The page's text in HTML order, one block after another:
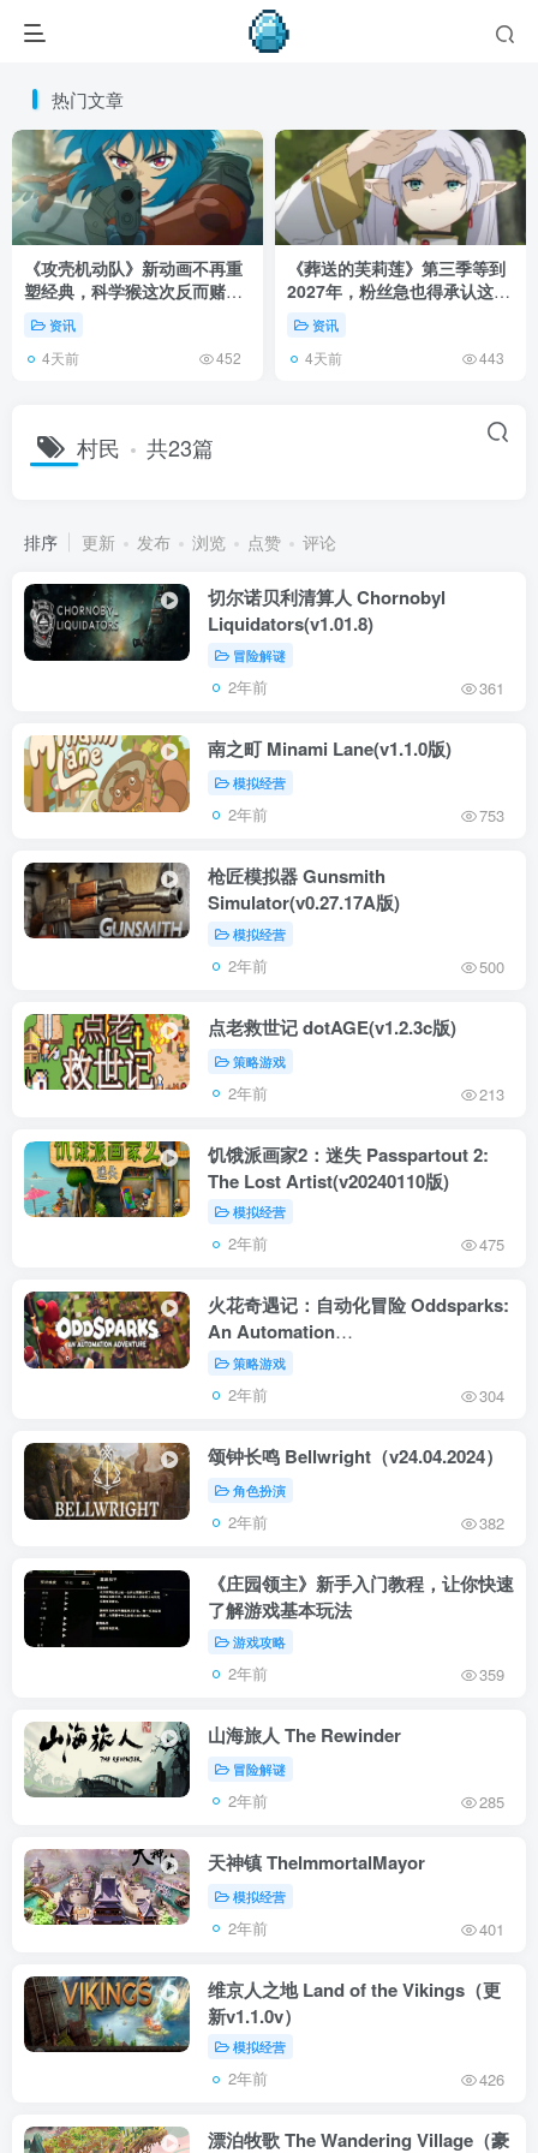
热门文章
《攻壳机动队》新动画不再重
塑经典，科学猴这次反而赌对
了！资讯
4天前 452
《葬送的芙莉莲》第三季等到
2027年，粉丝急也得承认这次
慢得有道理！
资讯
4天前 443
村民 共23篇
排序 更新 发布 浏览 点赞 评论
切尔诺贝利清算人 Chornobyl
Liquidators(v1.01.8)
冒险解谜
2年前 361
南之町 Minami Lane(v1.1.0版)
模拟经营
2年前 753
枪匠模拟器 Gunsmith
Simulator(v0.27.17A版)
模拟经营
2年前 500
点老救世记 dotAGE(v1.2.3c版)
策略游戏
2年前 213
饥饿派画家2：迷失 Passpartout 2:
The Lost Artist(v20240110版)
模拟经营
2年前 475
火花奇遇记：自动化冒险 Oddsparks:
An Automation
Adventure（V0.1.S18053）
策略游戏
2年前 304
颂钟长鸣 Bellwright（v24.04.2024）
角色扮演
2年前 382
《庄园领主》新手入门教程，让你快速
了解游戏基本玩法
游戏攻略
2年前 359
山海旅人 The Rewinder
冒险解谜
2年前 285
天神镇 ThelmmortalMayor
模拟经营
2年前 401
维京人之地 Land of the Vikings（更
新v1.1.0v）
模拟经营
2年前 426
漂泊牧歌 The Wandering Village（豪